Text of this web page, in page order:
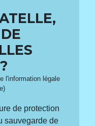
l'information légale
de protection
sauvegarde de